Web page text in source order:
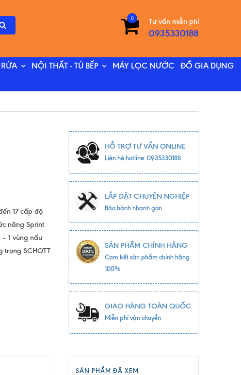
Tư vấn miễn phí
0935330188
0
NỘI THẤT - TỦ BẾP MÁY LỌC NƯỚC
ĐỒ GIA DỤNG
17 cấp độ
năng Sprint
1 vùng nấu
trọng SCHOTT
HỖ TRỢ TƯ VẤN ONLINE
Liên hệ hotline: 0935330188
LẮP ĐẶT CHUYÊN NGHIỆP
Bảo hành nhanh gọn
SẢN PHẨM CHÍNH HÃNG
Cam kết sản phẩm chính hãng
100%
GIAO HÀNG TOÀN QUỐC
Miễn phí vận chuyển
SẢN PHẨM ĐÃ XEM